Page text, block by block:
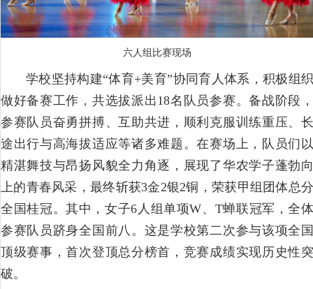
六人组比赛现场
学校坚持构建“体育+美育”协同育人体系，积极组织
做好备赛工作，共选拔派出18名队员参赛。备战阶段，
参赛队员奋勇拼搏、互助共进，顺利克服训练重压、长
途出行与高海拔适应等诸多难题。在赛场上，队员们以
精湛舞技与昂扬风貌全力角逐，展现了华农学子蓬勃向
上的青春风采，最终斩获3金2银2铜，荣获甲组团体总分
全国桂冠。其中，女子6人组单项W、T蝉联冠军，全体
参赛队员跻身全国前八。这是学校第二次参与该项全国
顶级赛事，首次登顶总分榜首，竞赛成绩实现历史性突
破。